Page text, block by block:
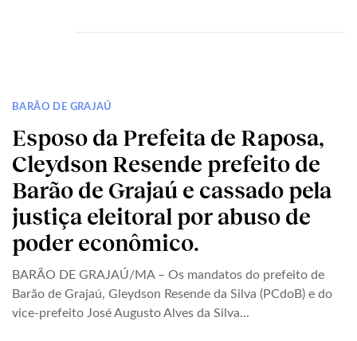
BARÃO DE GRAJAÚ
Esposo da Prefeita de Raposa,
Cleydson Resende prefeito de
Barão de Grajaú e cassado pela
justiça eleitoral por abuso de
poder econômico.
BARÃO DE GRAJAÚ/MA – Os mandatos do prefeito de
Barão de Grajaú, Gleydson Resende da Silva (PCdoB) e do
vice-prefeito José Augusto Alves da Silva...